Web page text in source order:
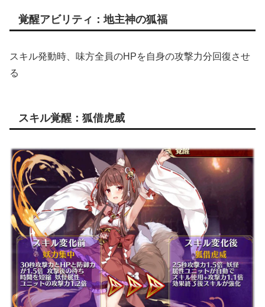
覚醒アビリティ：地主神の狐福
スキル発動時、味方全員のHPを自身の攻撃力分回復させ
る
スキル覚醒：狐借虎威